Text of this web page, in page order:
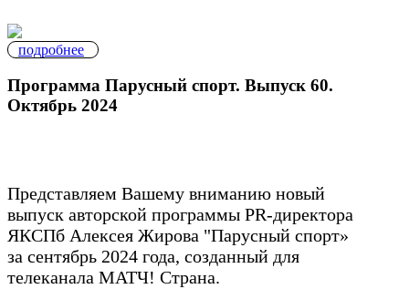
подробнее
Программа Парусный спорт. Выпуск 60.
Октябрь 2024
Представляем Вашему вниманию новый
выпуск авторской программы PR-директора
ЯКСПб Алексея Жирова "Парусный спорт»
за сентябрь 2024 года, созданный для
телеканала МАТЧ! Страна.